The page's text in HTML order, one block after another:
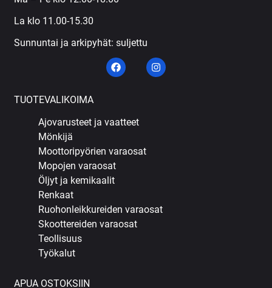
La klo 11.00-15.30
Sunnuntai ja arkipyhät: suljettu
TUOTEVALIKOIMA
Ajovarusteet ja vaatteet
Mönkijä
Moottoripyörien varaosat
Mopojen varaosat
Öljyt ja kemikaalit
Renkaat
Ruohonleikkureiden varaosat
Skoottereiden varaosat
Teollisuus
Työkalut
APUA OSTOKSIIN